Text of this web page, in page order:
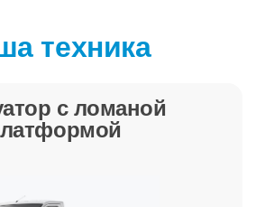
техника
с ломаной